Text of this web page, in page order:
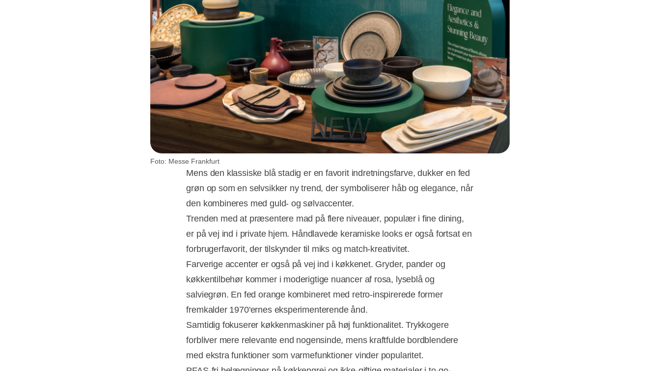
Foto: Messe Frankfurt
Mens den klassiske blå stadig er en favorit indretningsfarve, dukker en fed
grøn op som en selvsikker ny trend, der symboliserer håb og elegance, når
den kombineres med guld- og sølvaccenter.
Trenden med at præsentere mad på flere niveauer, populær i fine dining,
er på vej ind i private hjem. Håndlavede keramiske looks er også fortsat en
forbrugerfavorit, der tilskynder til miks og match-kreativitet.
Farverige accenter er også på vej ind i køkkenet. Gryder, pander og
køkkentilbehør kommer i moderigtige nuancer af rosa, lyseblå og
salviegrøn. En fed orange kombineret med retro-inspirerede former
fremkalder 1970'ernes eksperimenterende ånd.
Samtidig fokuserer køkkenmaskiner på høj funktionalitet. Trykkogere
forbliver mere relevante end nogensinde, mens kraftfulde bordblendere
med ekstra funktioner som varmefunktioner vinder popularitet.